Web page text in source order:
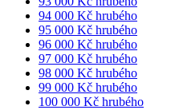
94 000 Kč hrubého
95 000 Kč hrubého
96 000 Kč hrubého
97 000 Kč hrubého
98 000 Kč hrubého
99 000 Kč hrubého
100 000 Kč hrubého